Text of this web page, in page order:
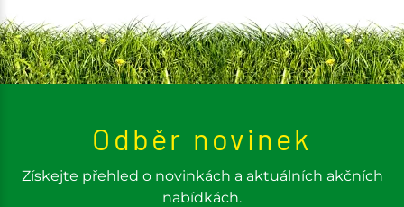
Odběr novinek
Získejte přehled o novinkách a aktuálních akčních
nabídkách.